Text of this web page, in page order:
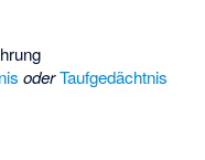
oderTaufgedächtnis